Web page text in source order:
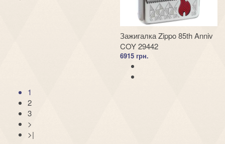
Зажигалка Zippo 85th Anniv
COY 29442
6915 грн.
1
2
3
>
>|